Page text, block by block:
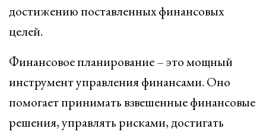
достижению поставленных финансовых
целей.
Финансовое планирование – это мощный
инструмент управления финансами. Оно
помогает принимать взвешенные финансовые
решения, управлять рисками, достигать